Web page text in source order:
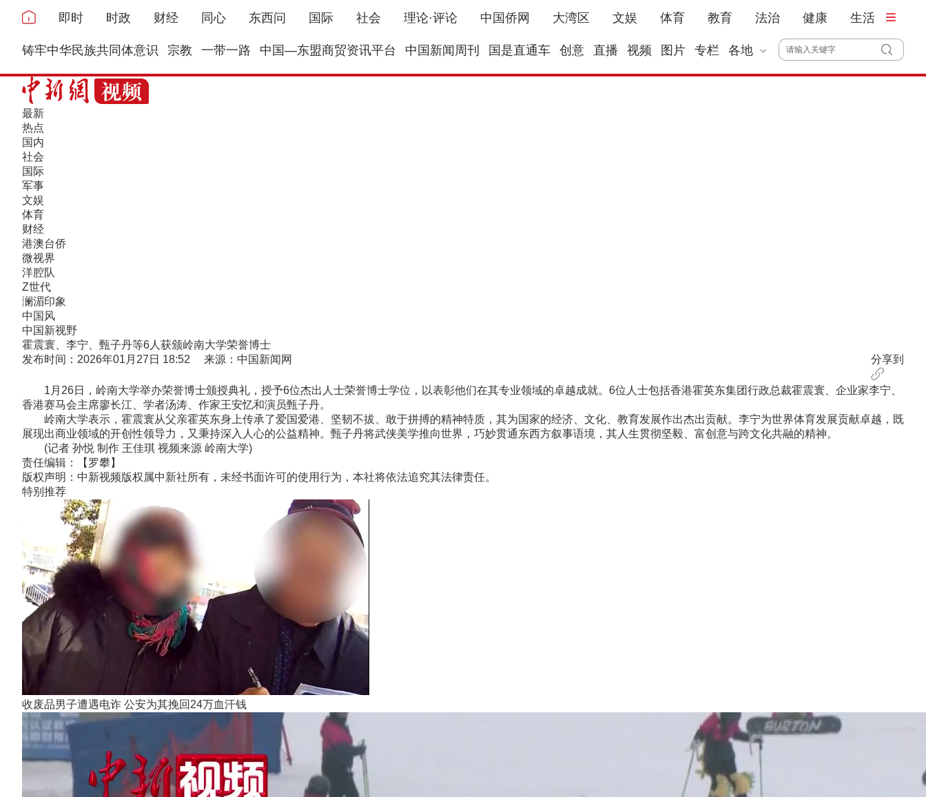
即时 时政 财经 同心 东西问 国际 社会 理论·评论 中国侨网 大湾区 文娱 体育 教育 法治 健康 生活
铸牢中华民族共同体意识 宗教 一带一路 中国—东盟商贸资讯平台 中国新闻周刊 国是直通车 创意 直播 视频 图片 专栏 各地
最新
热点
国内
社会
国际
军事
文娱
体育
财经
港澳台侨
微视界
洋腔队
Z世代
澜湄印象
中国风
中国新视野
霍震寰、李宁、甄子丹等6人获颁岭南大学荣誉博士
发布时间：2026年01月27日 18:52 来源：中国新闻网
分享到
1月26日，岭南大学举办荣誉博士颁授典礼，授予6位杰出人士荣誉博士学位，以表彰他们在其专业领域的卓越成就。6位人士包括香港霍英东集团行政总裁霍震寰、企业家李宁、
香港赛马会主席廖长江、学者汤涛、作家王安忆和演员甄子丹。
岭南大学表示，霍震寰从父亲霍英东身上传承了爱国爱港、坚韧不拔、敢于拼搏的精神特质，其为国家的经济、文化、教育发展作出杰出贡献。李宁为世界体育发展贡献卓越，既
展现出商业领域的开创性领导力，又秉持深入人心的公益精神。甄子丹将武侠美学推向世界，巧妙贯通东西方叙事语境，其人生贯彻坚毅、富创意与跨文化共融的精神。
(记者 孙悦 制作 王佳琪 视频来源 岭南大学)
责任编辑：【罗攀】
版权声明：中新视频版权属中新社所有，未经书面许可的使用行为，本社将依法追究其法律责任。
特别推荐
收废品男子遭遇电诈 公安为其挽回24万血汗钱